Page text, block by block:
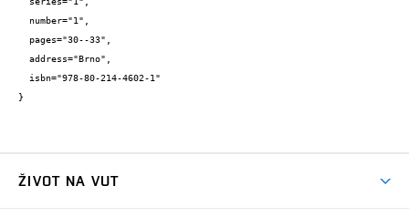
}
ŽIVOT NA VUT